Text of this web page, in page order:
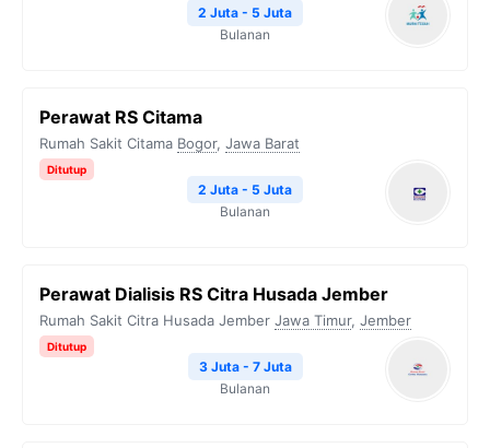
2 Juta - 5 Juta
Bulanan
Perawat RS Citama
Rumah Sakit Citama Bogor, Jawa Barat
Ditutup
2 Juta - 5 Juta
Bulanan
Perawat Dialisis RS Citra Husada Jember
Rumah Sakit Citra Husada Jember Jawa Timur, Jember
Ditutup
3 Juta - 7 Juta
Bulanan